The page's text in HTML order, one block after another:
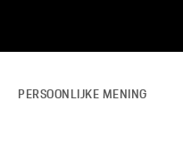
PERSOONLIJKE MENING